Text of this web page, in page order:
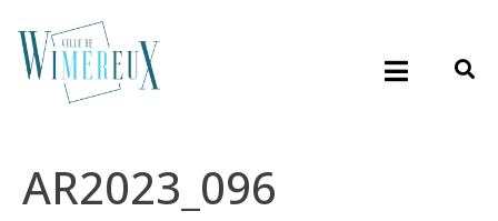
AR2023_096